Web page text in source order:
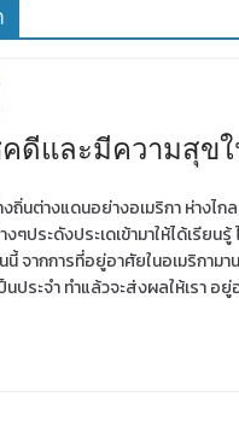
ดีและมีความสุข
งถิ่นต่างแดนอย่างอเมริกา ห่าง
งๆประดังประเดเข้ามาให้ได้เรี
จากการที่อยู่อาศัยในอเมริกาม
ประจำ ทำแล้วจะส่งผลให้เรา อ